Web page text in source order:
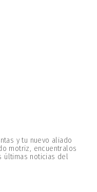
y tu nuevo aliado
motriz, encuentralos
últimas noticias del